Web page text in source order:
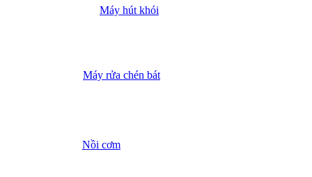
Máy hút khói
Máy rửa chén bát
Nồi cơm